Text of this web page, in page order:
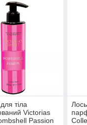
тіла
Victorias
Passion